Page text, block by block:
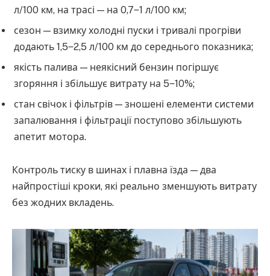
л/100 км, на трасі — на 0,7‒1 л/100 км;
сезон — взимку холодні пуски і тривалі прогріви
додають 1,5‒2,5 л/100 км до середнього показника;
якість палива — неякісний бензин погіршує
згоряння і збільшує витрату на 5‒10%;
стан свічок і фільтрів — зношені елементи системи
запалювання і фільтрації поступово збільшують
апетит мотора.
Контроль тиску в шинах і плавна їзда — два
найпростіші кроки, які реально зменшують витрату
без жодних вкладень.